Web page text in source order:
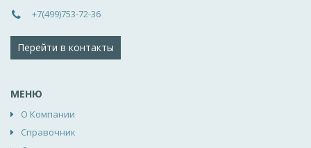
+7(499)753-72-36
Перейти в контакты
МЕНЮ
О Компании
Справочник